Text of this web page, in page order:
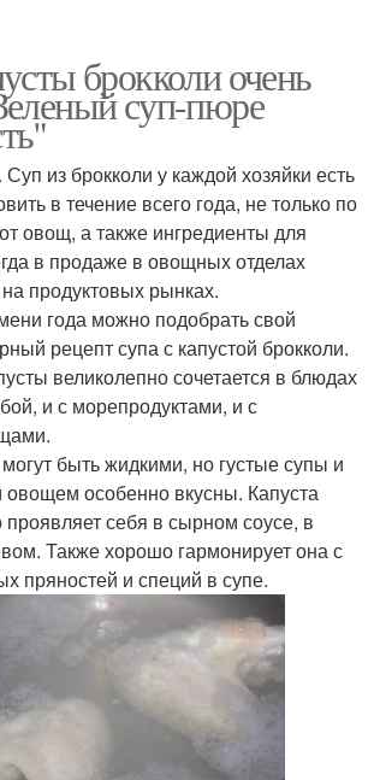
брокколи очень
суп-пюре
из брокколи у каждой хозяйки есть
в течение всего года, не только по
овощ, а также ингредиенты для
в продаже в овощных отделах
продуктовых рынках.
года можно подобрать свой
рецепт супа с капустой брокколи.
великолепно сочетается в блюдах
и с морепродуктами, и с
быть жидкими, но густые супы и
овощем особенно вкусны. Капуста
себя в сырном соусе, в
Также хорошо гармонирует она с
пряностей и специй в супе.